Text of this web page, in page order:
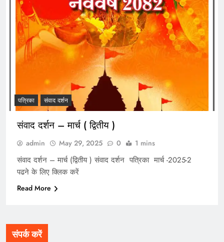
पत्रिका संवाद दर्शन
संवाद दर्शन – मार्च ( द्वितीय )
admin May 29, 2025 0 1 mins
संवाद दर्शन – मार्च (द्वितीय ) संवाद दर्शन पत्रिका मार्च -2025-2
पढने के लिए क्लिक करें
Read More
संपर्क करें